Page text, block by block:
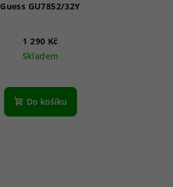
Guess GU7852/32Y
1 290 Kč
Skladem
Do košíku